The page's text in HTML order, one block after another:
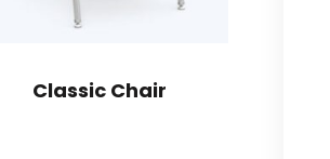
Classic Chair